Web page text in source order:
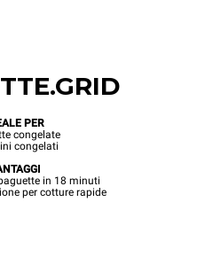
PER
congelate
congelati
in 18 minuti
per cotture rapide